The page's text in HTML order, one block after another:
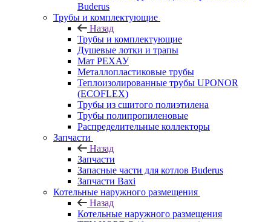
Buderus
Трубы и комплектующие
Назад
Трубы и комплектующие
Душевые лотки и трапы
Мат РЕХАУ
Металлопластиковые трубы
Теплоизолированные трубы UPONOR
(ECOFLEX)
Трубы из сшитого полиэтилена
Трубы полипропиленовые
Распределительные коллекторы
Запчасти
Назад
Запчасти
Запасные части для котлов Buderus
Запчасти Baxi
Котельные наружного размещения
Назад
Котельные наружного размещения